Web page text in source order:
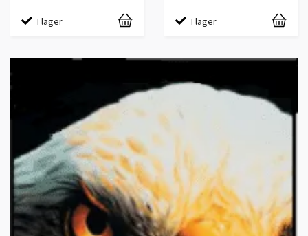
I lager I lager